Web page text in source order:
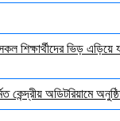
ভিড় এড়িয়ে
কেন্দ্রীয় অডিটরিয়ামে